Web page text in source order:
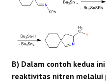
B) Dalam contoh kedua
reaktivitas nitren melalui